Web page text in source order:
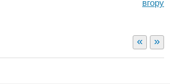
вгору
« »